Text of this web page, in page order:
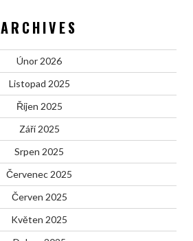
ARCHIVES
Únor 2026
Listopad 2025
Říjen 2025
Září 2025
Srpen 2025
Červenec 2025
Červen 2025
Květen 2025